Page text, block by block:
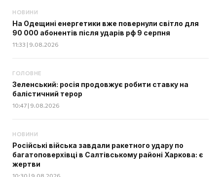
НОВИНИ
На Одещині енергетики вже повернули світло для
90 000 абонентів після ударів рф 9 серпня
11:33 | 9.08.2026
ГОЛОВНЕ
Зеленський: росія продовжує робити ставку на
балістичний терор
10:47 | 9.08.2026
НОВИНИ
Російські війська завдали ракетного удару по
багатоповерхівці в Салтівському районі Харкова: є
жертви
10:30 | 9.08.2026